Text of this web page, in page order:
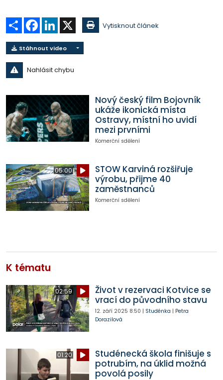
Sdílet Facebook
LinkedIn Vytisknout článek
Stáhnout video
Nahlásit chybu
Nový český film Bojovník
ukáže ikonická místa
Ostravy, místní ho uvidí
mezi prvními
Komerční sdělení
05:00
STOW Karviná rozšiřuje
výrobu, přijme 40
zaměstnanců
Komerční sdělení
K tématu
02:59
Život v rezervaci Kotvice se
vrací do původního stavu
12. září 2025 8:50 | Studénka | Petra
Dorazilová
01:20
Studénecká škola finišuje s
potrubím, na úklid možná
povolá posily